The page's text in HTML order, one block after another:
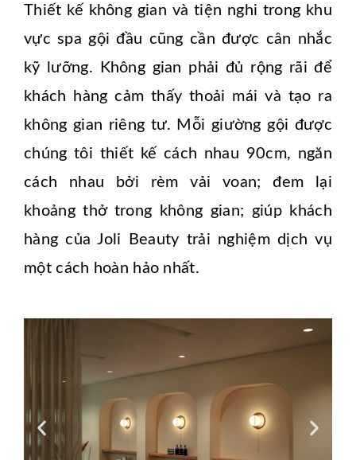
Thiết kế không gian và tiện nghi trong khu
vực spa gội đầu cũng cần được cân nhắc
kỹ lưỡng. Không gian phải đủ rộng rãi để
khách hàng cảm thấy thoải mái và tạo ra
không gian riêng tư. Mỗi giường gội được
chúng tôi thiết kế cách nhau 90cm, ngăn
cách nhau bởi rèm vải voan; đem lại
khoảng thở trong không gian; giúp khách
hàng của Joli Beauty trải nghiệm dịch vụ
một cách hoàn hảo nhất.